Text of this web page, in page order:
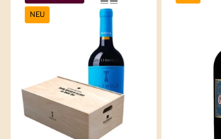
NEU